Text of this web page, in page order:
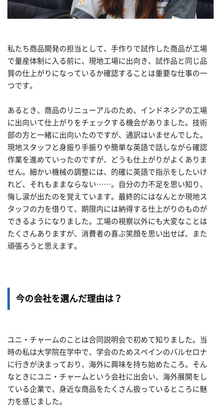
私たち商品開発の担当として、手作りで試作した商品が工場
で量産体制に入る前に、現地工場に出向き、試作品と同じ品
質の仕上がりになっているか確認することは重要な仕事の一
つです。
あるとき、商品のリニューアルのため、インドネシアの工場
に出向いて仕上がりをチェックする機会がありました。技術
部の方と一緒に出向いたのですが、通訳はいませんでした。
現地スタッフと身振り手振りや簡単な英語で話しながら確認
作業を進めていったのですが、どうも仕上がりがよくありま
せん。細かい機械の調整には、的確に英語で指示をしたいけ
れど、それもままならない……。自分の力不足を思い知り、
悔し涙が出たのを覚えています。最終的にはなんとか現地ス
タッフの力を借りて、期限内には納得する仕上がりのものが
できるようになりました。工場の視察以外にも大変なことは
たくさんありますが、消費者の喜ぶ笑顔を思い出せば、また
頑張ろうと思えます。
今の会社を選んだ理由は？
ユニ・チャームのことは合同説明会で初めて知りました。当
時の私は大学院在学中で、学会のためスペインのバルセロナ
に行きが決まっており、海外に興味を持ち始めたころ。そん
なときにユニ・チャームという会社に出会い、海外展開をし
ている企業で、身近な商品をたくさん扱っているところに魅
力を感じました。